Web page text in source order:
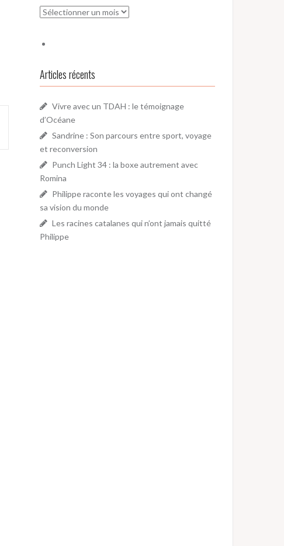
Archives
Articles récents
Vivre avec un TDAH : le témoignage
d’Océane
Sandrine : Son parcours entre sport, voyage
et reconversion
Punch Light 34 : la boxe autrement avec
Romina
Philippe raconte les voyages qui ont changé
sa vision du monde
Les racines catalanes qui n’ont jamais quitté
Philippe